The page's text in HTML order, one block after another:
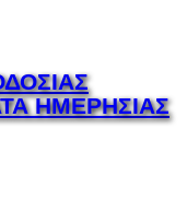
ΗΜΕΡΗΣΙΑΣ